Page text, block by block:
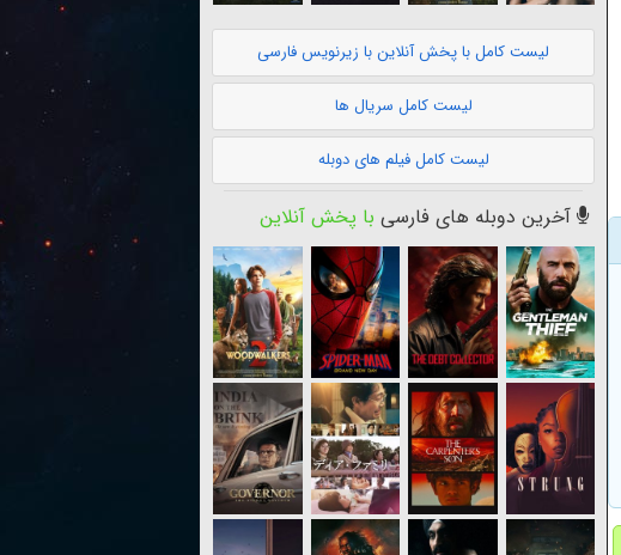
لیست کامل با پخش آنلاین با زیرنویس فارسی
لیست کامل سریال ها
لیست کامل فیلم های دوبله
آخرین دوبله های فارسی با پخش آنلاین